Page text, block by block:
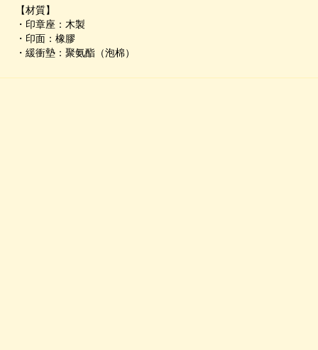
【材質】
・印章座：木製
・印面：橡膠
・緩衝墊：聚氨酯（泡棉）